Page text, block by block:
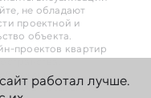
не обладают
проектной и
объекта.
проектов квартир
на
от реального
работал лучше.